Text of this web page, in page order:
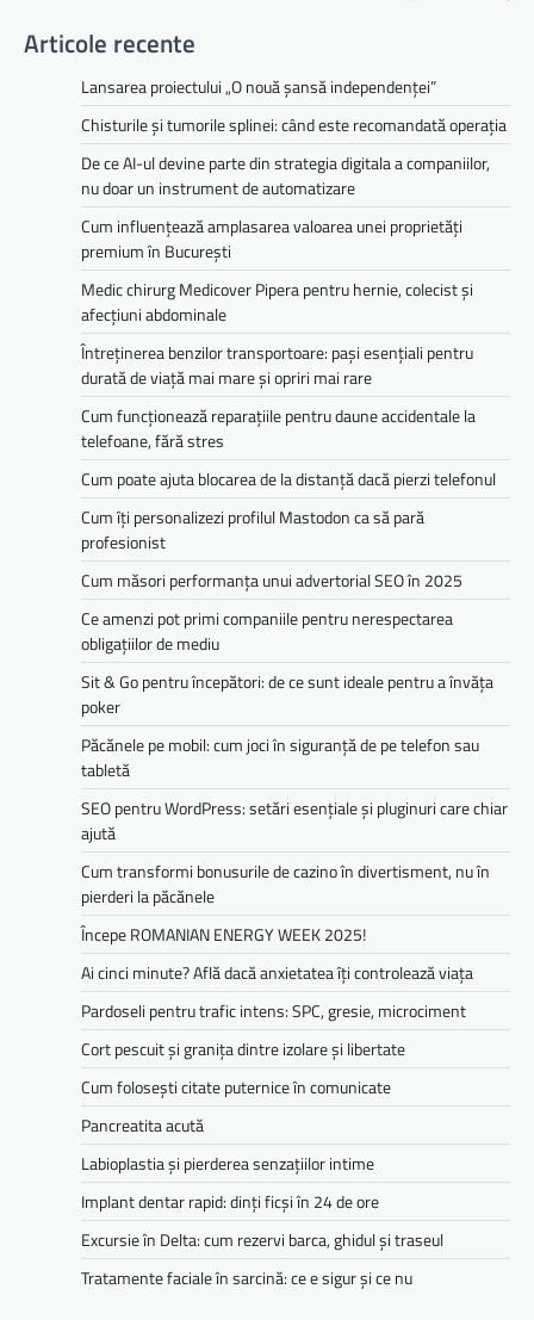
Articole recente
Lansarea proiectului „O nouă șansă independenței”
Chisturile și tumorile splinei: când este recomandată operația
De ce AI-ul devine parte din strategia digitala a companiilor,
nu doar un instrument de automatizare
Cum influențează amplasarea valoarea unei proprietăți
premium în București
Medic chirurg Medicover Pipera pentru hernie, colecist și
afecțiuni abdominale
Întreținerea benzilor transportoare: pași esențiali pentru
durată de viață mai mare și opriri mai rare
Cum funcționează reparațiile pentru daune accidentale la
telefoane, fără stres
Cum poate ajuta blocarea de la distanță dacă pierzi telefonul
Cum îți personalizezi profilul Mastodon ca să pară
profesionist
Cum măsori performanța unui advertorial SEO în 2025
Ce amenzi pot primi companiile pentru nerespectarea
obligațiilor de mediu­­
Sit & Go pentru începători: de ce sunt ideale pentru a învăța
poker
Păcănele pe mobil: cum joci în siguranță de pe telefon sau
tabletă
SEO pentru WordPress: setări esențiale și pluginuri care chiar
ajută
Cum transformi bonusurile de cazino în divertisment, nu în
pierderi la păcănele
Începe ROMANIAN ENERGY WEEK 2025!
Ai cinci minute? Află dacă anxietatea îți controlează viața
Pardoseli pentru trafic intens: SPC, gresie, microciment
Cort pescuit și granița dintre izolare și libertate
Cum folosești citate puternice în comunicate
Pancreatita acută
Labioplastia și pierderea senzațiilor intime
Implant dentar rapid: dinți ficși în 24 de ore
Excursie în Delta: cum rezervi barca, ghidul și traseul
Tratamente faciale în sarcină: ce e sigur și ce nu